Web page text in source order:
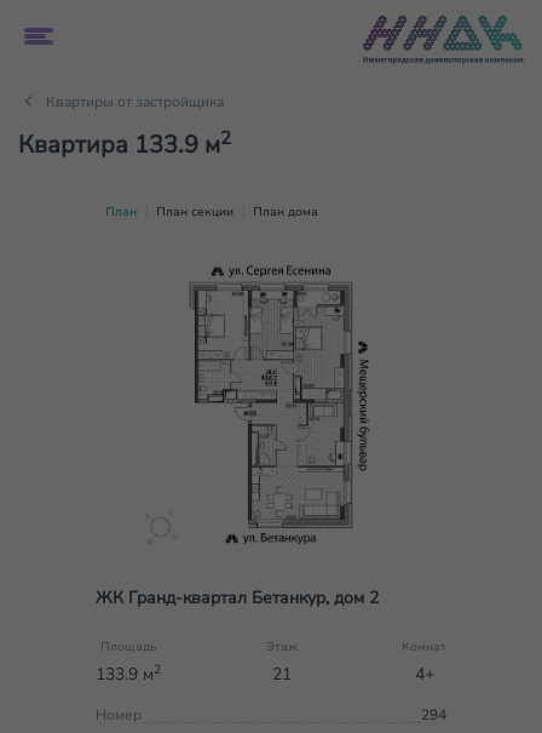
Квартиры от застройщика
Квартира 133.9 м2
План План секции План дома
ЖК Гранд-квартал Бетанкур, дом 2
Площадь
133.9 м2
Этаж
21
Комнат
4+
Номер
294